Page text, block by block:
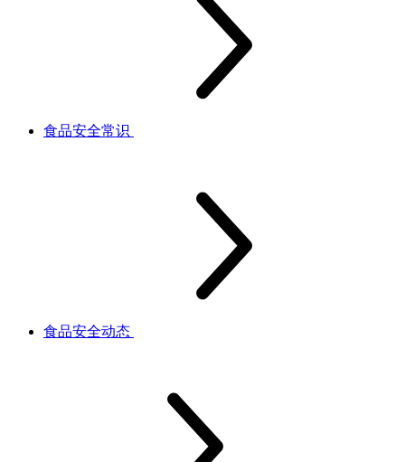
食品安全常识
食品安全动态